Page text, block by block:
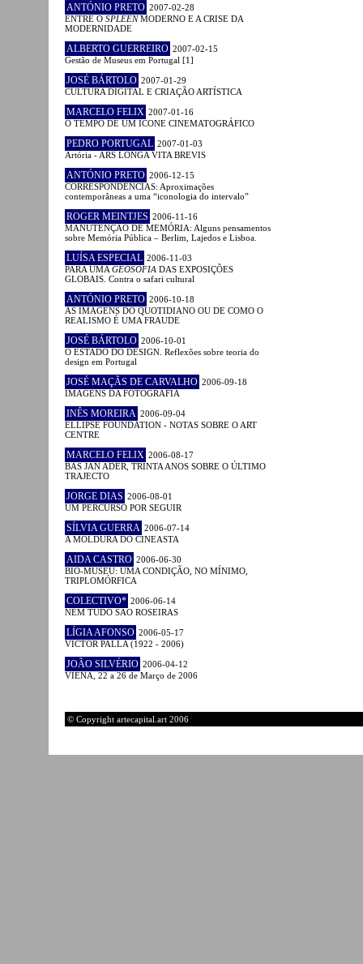
ANTÓNIO PRETO 2007-02-28
ENTRE O SPLEENMODERNO E A CRISE DA
MODERNIDADE
ALBERTO GUERREIRO 2007-02-15
Gestão de Museus em Portugal [1]
JOSÉ BÁRTOLO 2007-01-29
CULTURA DIGITAL E CRIAÇÃO ARTÍSTICA
MARCELO FELIX 2007-01-16
O TEMPO DE UM ÍCONE CINEMATOGRÁFICO
PEDRO PORTUGAL 2007-01-03
Artória - ARS LONGA VITA BREVIS
ANTÓNIO PRETO 2006-12-15
CORRESPONDÊNCIAS: Aproximações
contemporâneas a uma “iconologia do intervalo”
ROGER MEINTJES 2006-11-16
MANUTENÇÃO DE MEMÓRIA: Alguns pensamentos
sobre Memória Pública – Berlim, Lajedos e Lisboa.
LUÍSA ESPECIAL 2006-11-03
PARA UMA GEOSOFIA DAS EXPOSIÇÕES
GLOBAIS. Contra o safari cultural
ANTÓNIO PRETO 2006-10-18
AS IMAGENS DO QUOTIDIANO OU DE COMO O
REALISMO É UMA FRAUDE
JOSÉ BÁRTOLO 2006-10-01
O ESTADO DO DESIGN. Reflexões sobre teoria do
design em Portugal
JOSÉ MAÇÃS DE CARVALHO 2006-09-18
IMAGENS DA FOTOGRAFIA
INÊS MOREIRA 2006-09-04
ELLIPSE FOUNDATION - NOTAS SOBRE O ART
CENTRE
MARCELO FELIX 2006-08-17
BAS JAN ADER, TRINTA ANOS SOBRE O ÚLTIMO
TRAJECTO
JORGE DIAS 2006-08-01
UM PERCURSO POR SEGUIR
SÍLVIA GUERRA 2006-07-14
A MOLDURA DO CINEASTA
AIDA CASTRO 2006-06-30
BIO-MUSEU: UMA CONDIÇÃO, NO MÍNIMO,
TRIPLOMÓRFICA
COLECTIVO* 2006-06-14
NEM TUDO SÃO ROSEIRAS
LÍGIA AFONSO 2006-05-17
VICTOR PALLA (1922 - 2006)
JOÃO SILVÉRIO 2006-04-12
VIENA, 22 a 26 de Março de 2006
© Copyright artecapital.art 2006